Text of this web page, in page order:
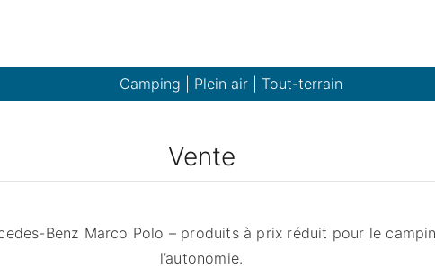
Camping | Plein air | Tout-terrain
Vente
Benz Marco Polo – produits à prix réduit pour le
l’autonomie.